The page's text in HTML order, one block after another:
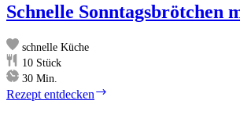
Schnelle Sonntagsbrötchen
schnelle Küche
10 Stück
30Minuten
Min.
Rezept entdecken